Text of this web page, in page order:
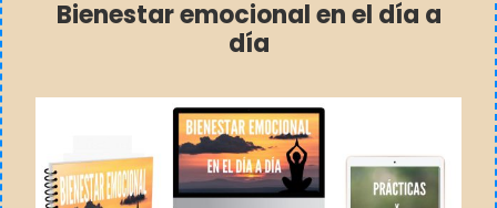
Bienestar emocional en el día a
día